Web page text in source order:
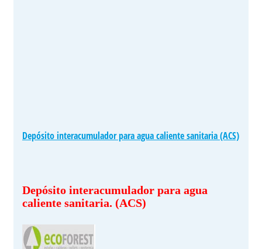
Depósito interacumulador para agua caliente sanitaria (ACS)
Depósito interacumulador para agua
caliente sanitaria. (ACS)